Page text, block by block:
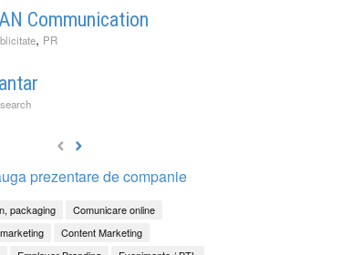
Communication
, PR
prezentare de companie
packaging
Comunicare online
Content Marketing